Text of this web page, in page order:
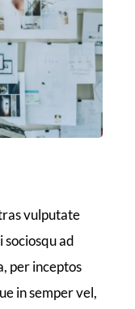
vulputate
ad
per inceptos
in semper vel,